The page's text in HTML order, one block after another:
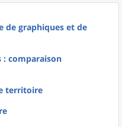
de graphiques et de
comparaison
territoire